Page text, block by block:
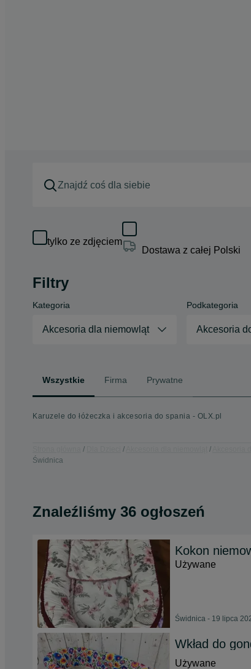
tylko ze zdjęciem
Dostawa z całej Polski
Filtry
Kategoria
Akcesoria dla niemowląt
Podkategoria
Akcesoria
Wszystkie Firma Prywatne
Karuzele do łóżeczka i akcesoria do spania - OLX.pl
Świdnica
Znaleźliśmy 36 ogłoszeń
Kokon
Używane
Świdnica - 19 lipca
Wkład do
Używane